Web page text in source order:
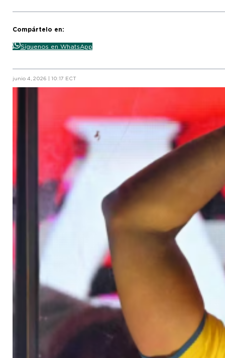
Compártelo en:
Síguenos en WhatsApp
junio 4, 2026 | 10:17 ECT